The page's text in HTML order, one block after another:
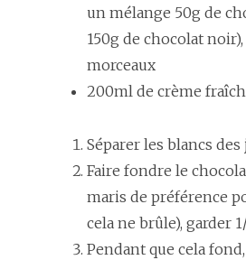
un mélange 50g de
150g de chocolat
morceaux
200ml de crème
Séparer les blancs des
Faire fondre le
maris de préférence
cela ne brûle), garder
Pendant que cela